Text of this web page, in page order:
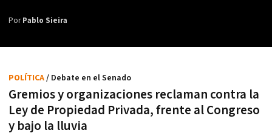
PorPablo Sieira
Gremios y organizaciones reclaman contra la
Ley de Propiedad Privada, frente al Congreso
y bajo la lluvia
POLÍTICA/ Debate en el Senado